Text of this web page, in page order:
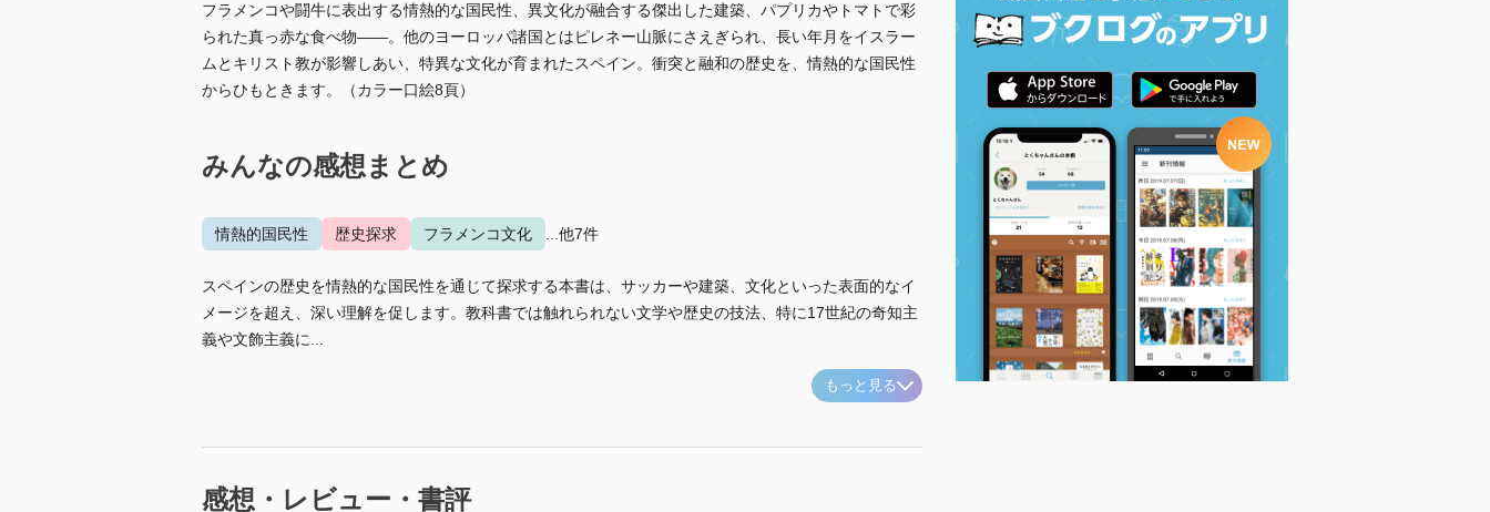
フラメンコや闘牛に表出する情熱的な国民性、異文化が融合する傑出した建築、パプリカやトマトで彩
られた真っ赤な食べ物――。他のヨーロッパ諸国とはピレネー山脈にさえぎられ、長い年月をイスラー
ムとキリスト教が影響しあい、特異な文化が育まれたスペイン。衝突と融和の歴史を、情熱的な国民性
からひもときます。（カラー口絵8頁）
みんなの感想まとめ
情熱的国民性 歴史探求 フラメンコ文化 ...他7件
スペインの歴史を情熱的な国民性を通じて探求する本書は、サッカーや建築、文化といった表面的なイ
メージを超え、深い理解を促します。教科書では触れられない文学や歴史の技法、特に17世紀の奇知主
義や文飾主義に...
もっと見る
感想・レビュー・書評